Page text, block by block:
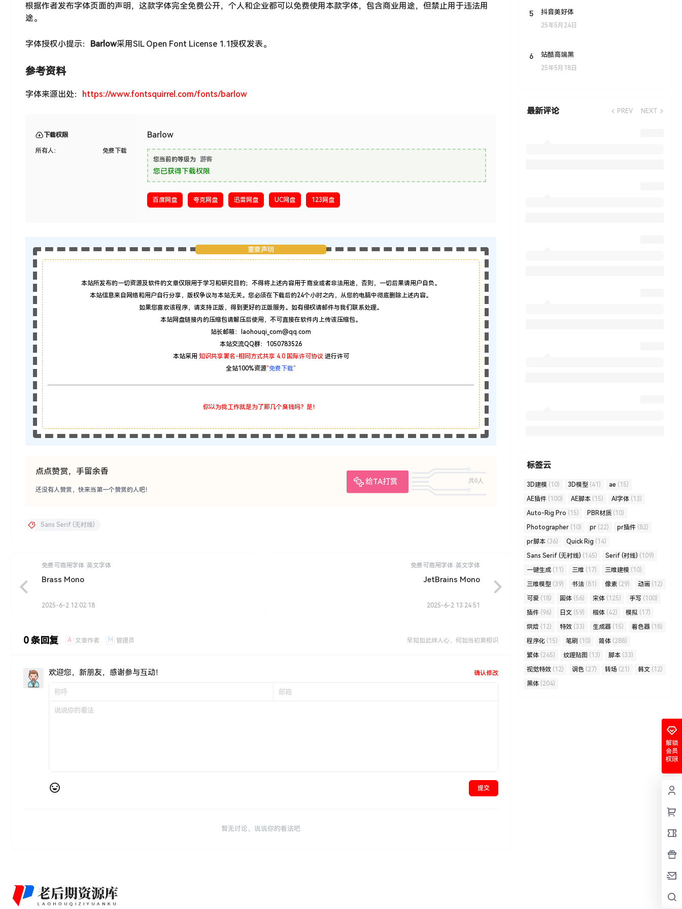
根据作者发布字体页面的声明，这款字体完全免费公开，个人和企业都可以免费使用本款字体，包含商业用途，但禁止用于违法用
途。
字体授权小提示： Barlow采用SIL Open Font License 1.1授权发表。
参考资料
字体来源出处： https://www.fontsquirrel.com/fonts/barlow
下载权限
所有人： 免费下载
Barlow
您当前的等级为 游客
您已获得下载权限
百度网盘 夸克网盘 迅雷网盘 UC网盘 123网盘
重要声明
本站所发布的一切资源及软件的文章仅限用于学习和研究目的；不得将上述内容用于商业或者非法用途，否则，一切后果请用户自负。
本站信息来自网络和用户自行分享，版权争议与本站无关。您必须在下载后的24个小时之内，从您的电脑中彻底删除上述内容。
如果您喜欢该程序，请支持正版，得到更好的正版服务。如有侵权请邮件与我们联系处理。
本站网盘链接内的压缩包请解压后使用，不可直接在软件内上传该压缩包。
站长邮箱：laohouqi_com@qq.com
本站交流QQ群：1050783526
本站采用 知识共享署名-相同方式共享 4.0 国际许可协议 进行许可
全站100%资源“免费下载”
你以为我工作就是为了那几个臭钱吗？是！
点点赞赏，手留余香
给TA打赏
共0人
还没有人赞赏，快来当第一个赞赏的人吧！
Sans Serif (无衬线)
免费可商用字体 英文字体
Brass Mono
2025-6-2 12:02:18
免费可商用字体 英文字体
JetBrains Mono
2025-6-2 13:24:51
0 条回复 A 文章作者 M 管理员 早知如此绊人心，何如当初莫相识
欢迎您，新朋友，感谢参与互动！ 确认修改
提交
暂无讨论，说说你的看法吧
5 抖音美好体
25年5月24日
6 站酷高端黑
25年5月18日
最新评论 PREV NEXT
标签云
3D建模 (10) 3D模型 (41) ae (15)
AE插件 (100) AE脚本 (15) AI字体 (13)
Auto-Rig Pro (15) PBR材质 (10)
Photographer (10) pr (22) pr插件 (82)
pr脚本 (36) Quick Rig (14)
Sans Serif (无衬线) (145) Serif (衬线) (109)
一键生成 (11) 三维 (17) 三维建模 (10)
三维模型 (39) 书法 (81) 像素 (29) 动画 (12)
可爱 (18) 圆体 (56) 宋体 (125) 手写 (100)
插件 (96) 日文 (59) 楷体 (42) 模拟 (17)
烘焙 (12) 特效 (33) 生成器 (15) 着色器 (18)
程序化 (15) 笔刷 (10) 简体 (288)
繁体 (245) 纹理贴图 (13) 脚本 (33)
视觉特效 (12) 调色 (27) 转场 (21) 韩文 (12)
黑体 (204)
解锁
会员
权限